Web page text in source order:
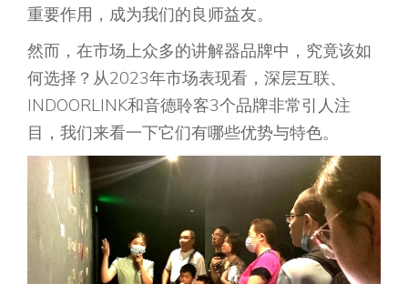
重要作用，成为我们的良师益友。
然而，在市场上众多的讲解器品牌中，究竟该如
何选择？从2023年市场表现看，深层互联、
INDOORLINK和音德聆客3个品牌非常引人注
目，我们来看一下它们有哪些优势与特色。